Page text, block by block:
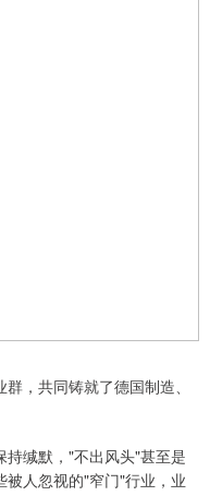
，共同铸就了德国制造、
缄默，"不出风头"甚至是
人忽视的"窄门"行业，业